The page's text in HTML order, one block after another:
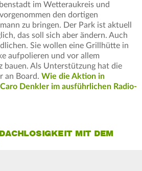
im Wetteraukreis und
den dortigen
zu bringen. Der Park ist aktuell
das soll sich aber ändern. Auch
Sie wollen eine Grillhütte in
aufpolieren und vor allem
bauen. Als Unterstützung hat die
an Board. Wie die Aktion in
Denkler im ausführlichen Radio-
MIT DEM